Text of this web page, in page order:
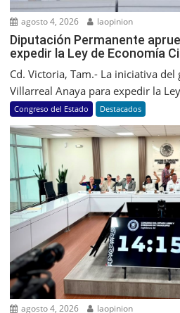
agosto 4, 2026 laopinion
Diputación Permanente
expedir la Ley de Economía
Cd. Victoria, Tam.- La iniciativa
Villarreal Anaya para expedir la
Congreso del Estado Destacados
agosto 4, 2026 laopinion